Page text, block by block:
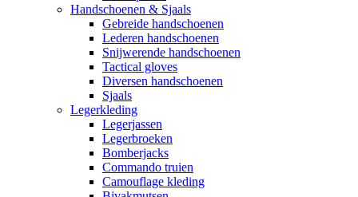
Handschoenen & Sjaals
Gebreide handschoenen
Lederen handschoenen
Snijwerende handschoenen
Tactical gloves
Diversen handschoenen
Sjaals
Legerkleding
Legerjassen
Legerbroeken
Bomberjacks
Commando truien
Camouflage kleding